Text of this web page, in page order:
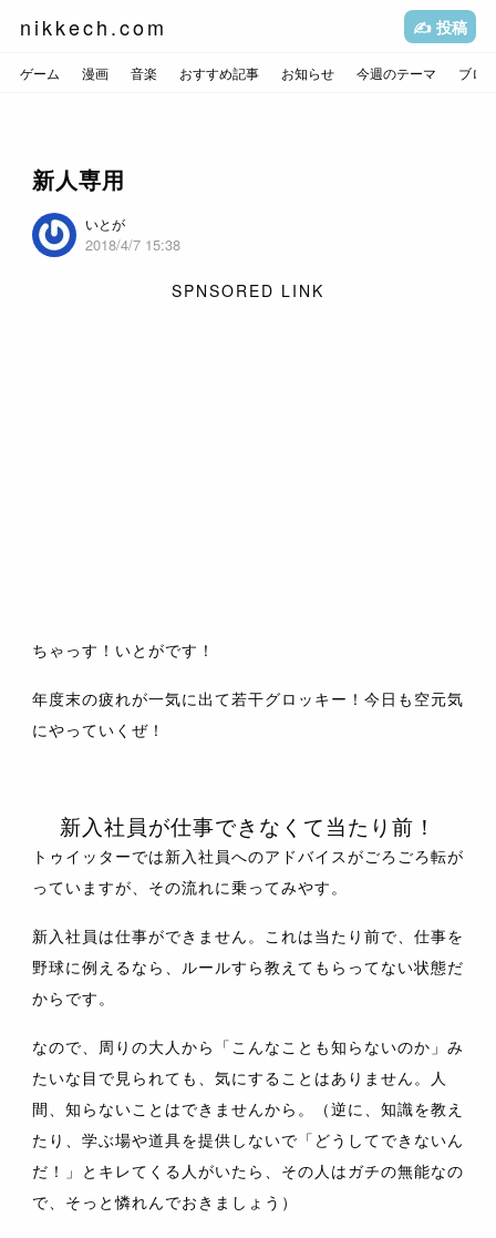
nikkech.com ✍️ 投稿
ゲーム 漫画 音楽 おすすめ記事 お知らせ 今週のテーマ ブロ
新人専用
いとが
2018/4/7 15:38
SPNSORED LINK
ちゃっす！いとがです！
年度末の疲れが一気に出て若干グロッキー！今日も空元気
にやっていくぜ！
新入社員が仕事できなくて当たり前！
トゥイッターでは新入社員へのアドバイスがごろごろ転が
っていますが、その流れに乗ってみやす。
新入社員は仕事ができません。これは当たり前で、仕事を
野球に例えるなら、ルールすら教えてもらってない状態だ
からです。
なので、周りの大人から「こんなことも知らないのか」み
たいな目で見られても、気にすることはありません。人
間、知らないことはできませんから。（逆に、知識を教え
たり、学ぶ場や道具を提供しないで「どうしてできないん
だ！」とキレてくる人がいたら、その人はガチの無能なの
で、そっと憐れんでおきましょう）